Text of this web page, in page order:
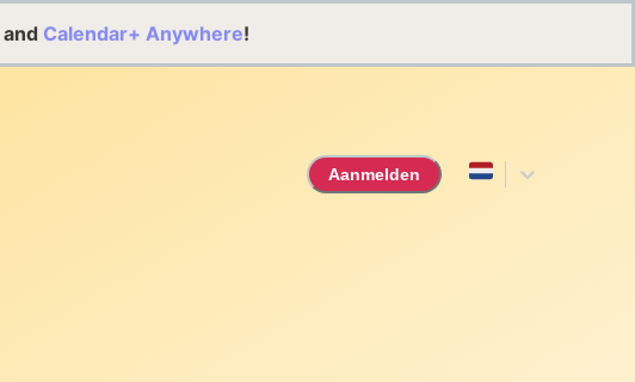
and Calendar+ Anywhere!
Aanmelden